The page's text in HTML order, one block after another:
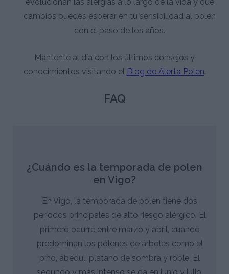
cambios puedes esperar en tu sensibilidad al polen
con el paso de los años.
Mantente al día con los últimos consejos y
conocimientos visitando el Blog de Alerta Polen.
FAQ
¿Cuándo es la temporada de polen
en Vigo?
En Vigo, la temporada de polen tiene dos
períodos principales de alto riesgo alérgico. El
primero ocurre entre marzo y abril, cuando
predominan los pólenes de árboles como el
pino, abedul, plátano de sombra y roble. El